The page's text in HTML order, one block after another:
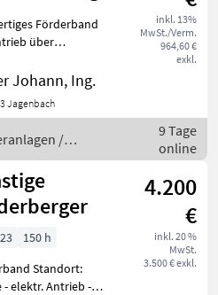
Kleinanzeigen
Breite
inkl. 13%
MwSt./Verm.
964,60 €
exkl.
Förderband
über
Traktorhydraulik
für Heckanbau bei
; Länge 1, 9, m
Johann, Ing.
Jagenbach
/
9 Tage
online
4.200
€
inkl. 20 %
MwSt.
3.500 € exkl.
150 h
Standort:
-